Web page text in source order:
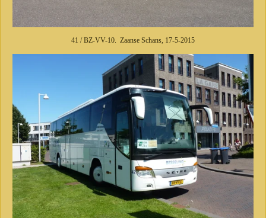
41 / BZ-VV-10. Zaanse Schans, 17-5-2015